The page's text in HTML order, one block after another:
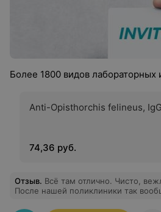
Более 1800 видов лабораторных
Anti-Opisthorchis felineus, IgG
74,36 руб.
Отзыв. Всё там отлично. Чисто,
После нашей поликлиники так